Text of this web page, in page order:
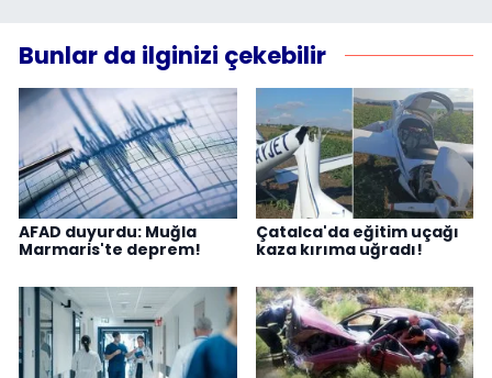
Bunlar da ilginizi çekebilir
AFAD duyurdu: Muğla
Marmaris'te deprem!
Çatalca'da eğitim uçağı
kaza kırıma uğradı!